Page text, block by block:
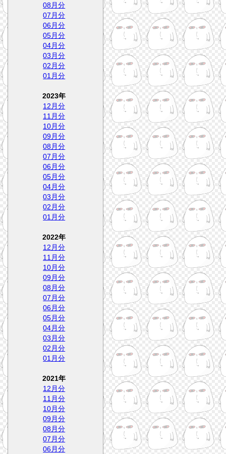
08月分
07月分
06月分
05月分
04月分
03月分
02月分
01月分
2023年
12月分
11月分
10月分
09月分
08月分
07月分
06月分
05月分
04月分
03月分
02月分
01月分
2022年
12月分
11月分
10月分
09月分
08月分
07月分
06月分
05月分
04月分
03月分
02月分
01月分
2021年
12月分
11月分
10月分
09月分
08月分
07月分
06月分